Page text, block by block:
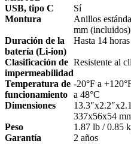
USB, tipo C Sí
Montura
Anillos
mm (incluidos)
Duración de la
batería (Li-ion)
Hasta 14 horas
Clasificación de
impermeabilidad
Resistente al
Temperatura de
funcionamiento
-20°F a
a 48°C
Dimensiones
337x56x54
Peso
1.87 lb / 0.85
Garantía
2 años